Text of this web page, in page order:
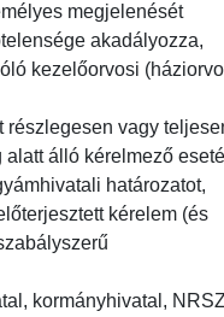
megjelenését
akadályozza,
kezelőorvosi
részlegesen vagy
alatt álló kérelmező
határozatot,
kérelem (és
kormányhivatal,